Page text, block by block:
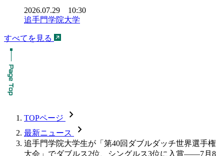
2026.07.29 10:30
追手門学院大学
すべてを見る
TOPページ chevron_forward
最新ニュース chevron_forward
追手門学院大学生が「第40回ダブルダッチ世界選手権
大会」でダブルス2位、シングルス3位に入賞――7月8